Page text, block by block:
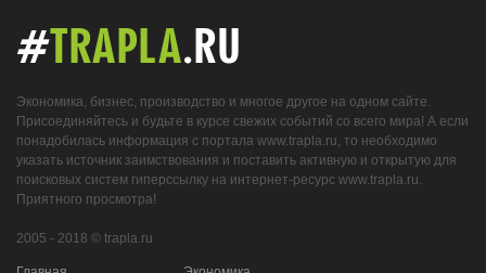
#TRAPLA.RU
Экономика, бизнес, производство и многое другое на одном сайте.
Присоединяйтесь и будьте в курсе свежих событий со всего мира! А если
понадобилась информация с портала www.trapla.ru, то необходимо
указать источник заимствования и поставить активную и открытую для
поисковых систем гиперссылку на интернет-ресурс www.trapla.ru.
Приятного просмотра!
2005 - 2018 © trapla.ru